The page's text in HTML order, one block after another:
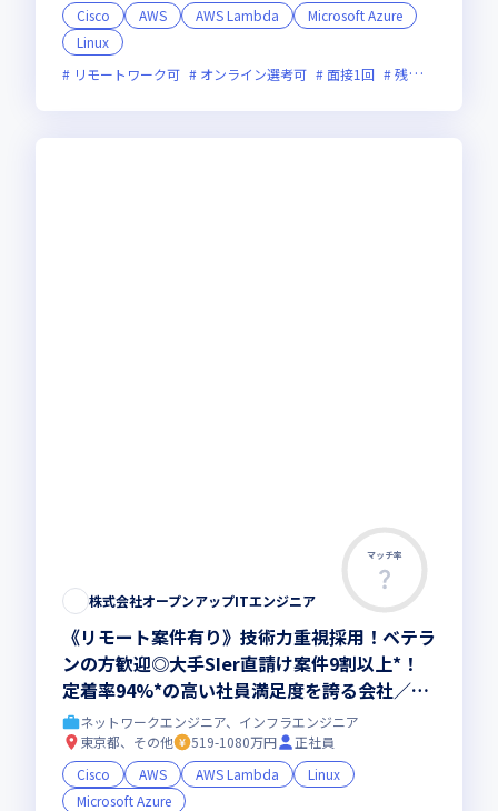
Cisco AWS AWS Lambda
Microsoft Azure
Linux
リモートワーク可
オンライン選考可 面接1回 残業月20時間未満
マッチ率
株式会社オープンアップITエンジニア
《リモート案件有り》技術力重視採用！ベテラ
ンの方歓迎◎大手SIer直請け案件9割以上*！
定着率94%*の高い社員満足度を誇る会社／客
先常駐案件におけるネットワーク構築業務をお
まかせします（*2023年7月時点）
ネットワークエンジニア、インフラエンジニア
東京都、その他
519-1080万円
正社員
Cisco
AWS AWS Lambda
Linux
Microsoft Azure